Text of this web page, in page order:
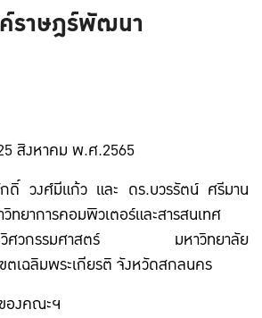
ราษฎร์พัฒนา
สิงหาคม พ.ศ.2565
ดิ์ วงศ์มีแก้ว และ ดร.บวรรัตน์ ศรีมาน
วิทยาการคอมพิวเตอร์และสารสนเทศ
ละวิศวกรรมศาสตร์ มหาวิทยาลัย
ตเฉลิมพระเกียรติ จังหวัดสกลนคร
องคณะฯ